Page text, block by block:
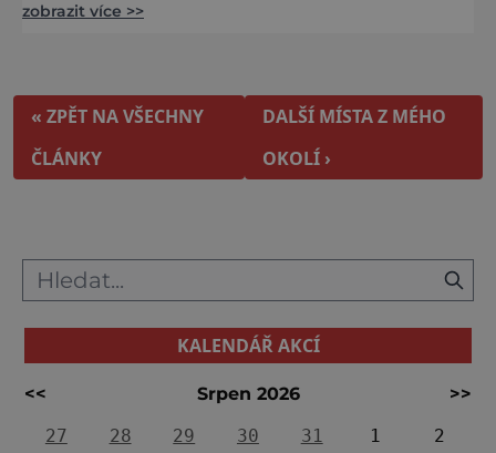
obyvatelé města Rouen se mohou pochlubit
stavbou světa. Ovšem nejpůsobivější perlou
toho jména je ta, která se nachází v Chartres.
zobrazit více >>
« ZPĚT NA VŠECHNY
ČLÁNKY
DALŠÍ MÍSTA Z MÉHO
OKOLÍ ›
KALENDÁŘ AKCÍ
<< Srpen 2026
>>
27
28 29 30 31 1
2